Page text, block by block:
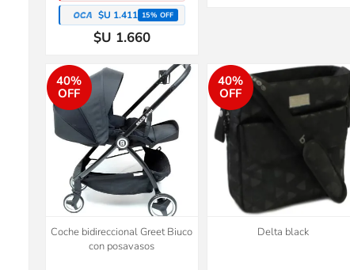
$U 1.411 15% OFF
$U 1.660
40%
OFF
Coche bidireccional Greet Biuco
con posavasos
40%
OFF
Delta black